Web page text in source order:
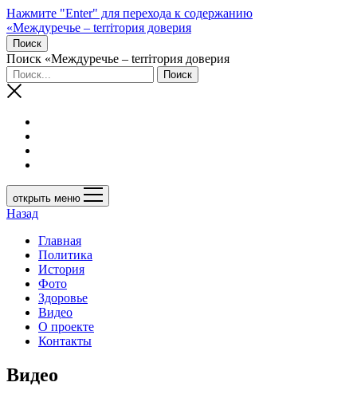
Нажмите "Enter" для перехода к содержанию
«Междуречье – terriтория доверия
Поиск
Поиск «Междуречье – terriтория доверия
открыть меню
Назад
Главная
Политика
История
Фото
Здоровье
Видео
О проекте
Контакты
Видео